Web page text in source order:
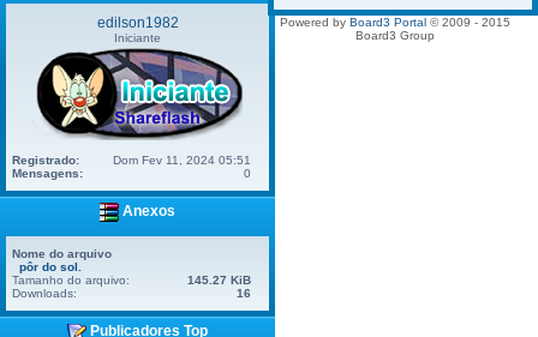
edilson1982
Iniciante
Registrado:
Dom Fev 11, 2024 05:51
Mensagens:
0
Anexos
Nome do arquivo
pôr do sol.
Tamanho do arquivo:
145.27 KiB
Downloads:
16
Publicadores Top
Powered by Board3 Portal © 2009 - 2015
Board3 Group